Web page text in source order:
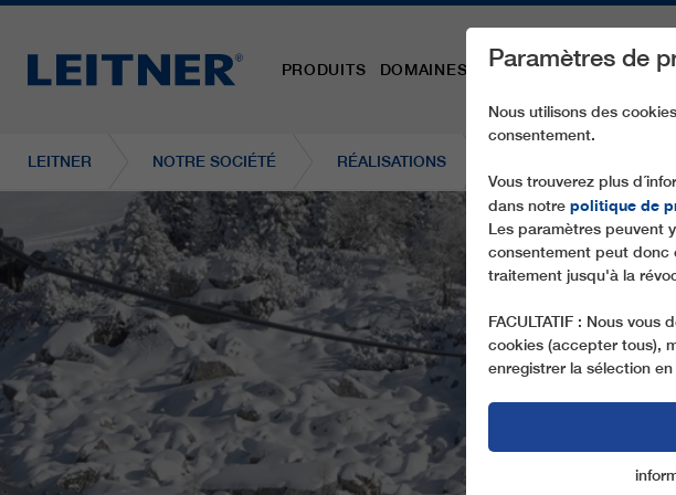
PRODUITS DOMAINES D´ACTIVITÉS PIÈCES
LEITNER NOTRE SOCIÉTÉ RÉALISATIONS
Paramètres de
Nous utilisons des
consentement.
Vous trouverez plus
dans notre politique de
Les paramètres peuvent
consentement peut donc
traitement jusqu'à la
FACULTATIF : Nous
cookies (accepter tous),
enregistrer la sélection
cookies essentiels